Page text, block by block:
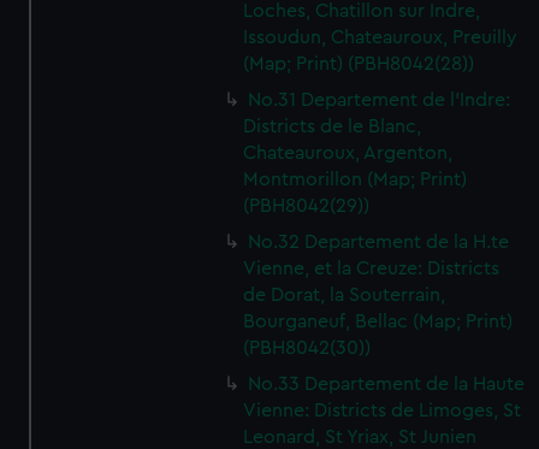
Loches, Chatillon sur Indre,
Issoudun, Chateauroux, Preuilly
(Map; Print) (PBH8042(28))
No.31 Departement de l'Indre:
Districts de le Blanc,
Chateauroux, Argenton,
Montmorillon (Map; Print)
(PBH8042(29))
No.32 Departement de la H.te
Vienne, et la Creuze: Districts
de Dorat, la Souterrain,
Bourganeuf, Bellac (Map; Print)
(PBH8042(30))
No.33 Departement de la Haute
Vienne: Districts de Limoges, St
Leonard, St Yriax, St Junien